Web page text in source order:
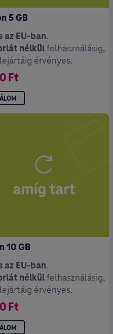
5 GB
az EU-ban.
nélkülfelhasználásig,
érvényes.
Ft
10 GB
az EU-ban.
nélkülfelhasználásig,
érvényes.
Ft